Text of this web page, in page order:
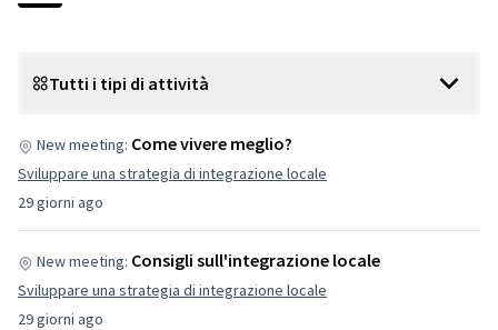
Tutti i tipi di attività
29 giorni ago
New meeting: Come vivere meglio?
Sviluppare una strategia di integrazione locale
29 giorni ago
New meeting: Consigli sull'integrazione locale
Sviluppare una strategia di integrazione locale